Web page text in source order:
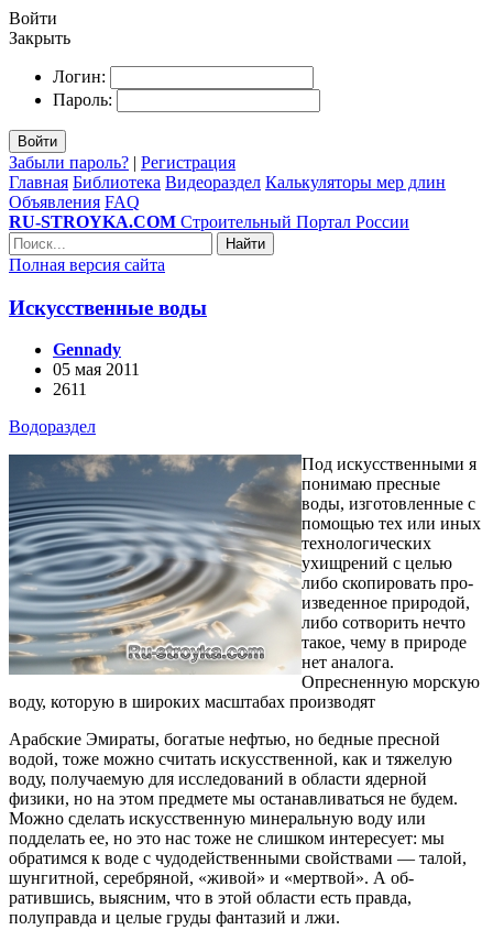
Войти
Закрыть
Логин:
Пароль:
Войти
Забыли пароль? | Регистрация
Главная Библиотека Видеораздел Калькуляторы мер длин
Объявления FAQ
RU-STROYKA.COM Строительный Портал России
Найти
Полная версия сайта
Искусственные воды
Gennady
05 мая 2011
2611
Водораздел
Под искусственными я
понимаю пресные
воды, изготовленные с
помощью тех или иных
техноло­гических
ухищрений с целью
либо скопировать про­
изведенное природой,
либо сотворить нечто
такое, чему в природе
нет аналога.
Опресненную морскую
воду, которую в широких масштабах производят
Арабские Эмираты, богатые нефтью, но бедные пре­сной
водой, тоже можно считать искусственной, как и тяжелую
воду, получаемую для исследований в области ядерной
физики, но на этом предмете мы останавливаться не будем.
Можно сделать искус­ственную минеральную воду или
подделать ее, но это нас тоже не слишком интересует: мы
обратимся к воде с чудодейственными свойствами — талой,
шунгитной, серебряной, «живой» и «мертвой». А об­
ратившись, выясним, что в этой области есть прав­да,
полуправда и целые груды фантазий и лжи.